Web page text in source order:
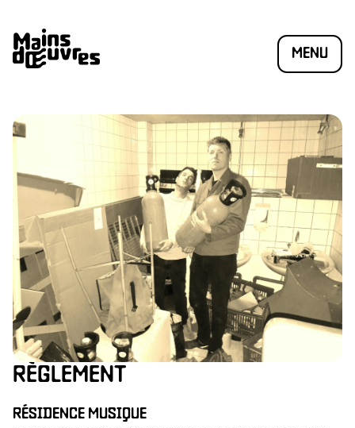
MENU
RÈGLEMENT
RÉSIDENCE MUSIQUE